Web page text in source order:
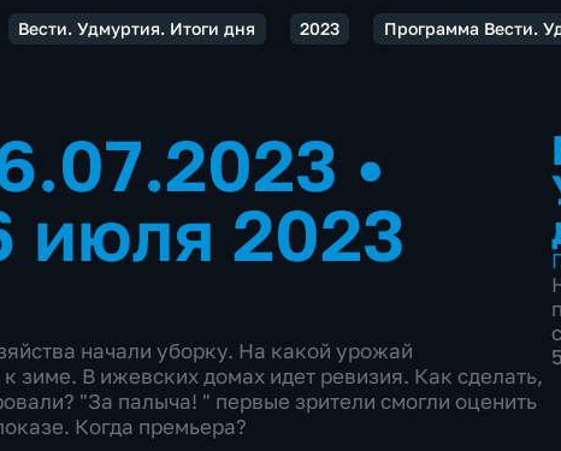
Вести. Удмуртия. Итоги дня 2023 Программа Вести.
•
июля 2023
начали уборку. На какой урожай
зиме. В ижевских домах идет ревизия. Как сделать,
"За палыча! " первые зрители смогли оценить
Когда премьера?